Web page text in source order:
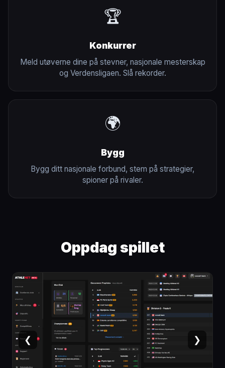
🏆
Konkurrer
Meld utøverne dine på stevner, nasjonale mesterskap
og Verdensligaen. Slå rekorder.
🌍
Bygg
Bygg ditt nasjonale forbund, stem på strategier,
spioner på rivaler.
Oppdag spillet
❮ ❯